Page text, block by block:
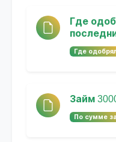
Где
Где
Займ
По сумме